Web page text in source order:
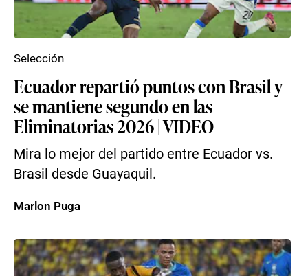
Ecuador repartió puntos con Brasil y
se mantiene segundo en las
Eliminatorias 2026 | VIDEO
Mira lo mejor del partido entre Ecuador vs.
Brasil desde Guayaquil.
Selección
Marlon Puga